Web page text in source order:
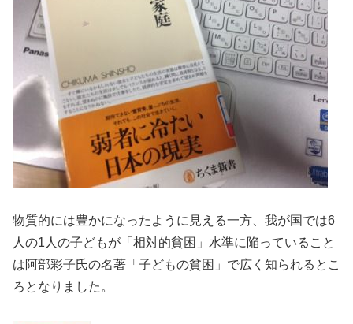
物質的には豊かになったように見える一方、我が国では6
人の1人の子どもが「相対的貧困」水準に陥っていること
は阿部彩子氏の名著「子どもの貧困」で広く知られるとこ
ろとなりました。